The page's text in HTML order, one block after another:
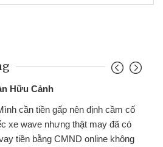
Hữu Cảnh
cần tiền gấp nên định cầm cố
xe wave nhưng thật may đã có
tiền bằng CMND online không